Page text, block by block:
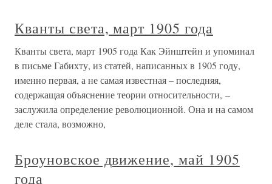
Кванты света, март 1905 года
Кванты света, март 1905 года Как Эйнштейн и упоминал
в письме Габихту, из статей, написанных в 1905 году,
именно первая, а не самая известная – последняя,
содержащая объяснение теории относительности, –
заслужила определение революционной. Она и на самом
деле стала, возможно,
Броуновское движение, май 1905
года